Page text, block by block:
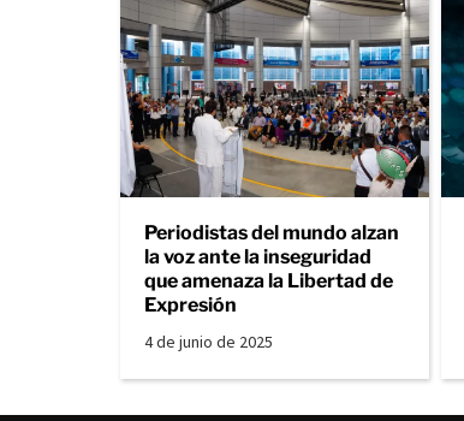
Periodistas del mundo alzan
la voz ante la inseguridad
que amenaza la Libertad de
Expresión
4 de junio de 2025